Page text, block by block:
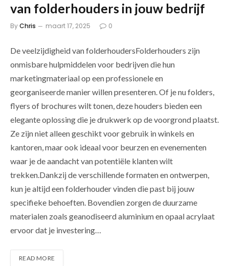
van folderhouders in jouw bedrijf
ByChris maart 17, 2025 0
De veelzijdigheid van folderhoudersFolderhouders zijn
onmisbare hulpmiddelen voor bedrijven die hun
marketingmateriaal op een professionele en
georganiseerde manier willen presenteren. Of je nu folders,
flyers of brochures wilt tonen, deze houders bieden een
elegante oplossing die je drukwerk op de voorgrond plaatst.
Ze zijn niet alleen geschikt voor gebruik in winkels en
kantoren, maar ook ideaal voor beurzen en evenementen
waar je de aandacht van potentiële klanten wilt
trekken.Dankzij de verschillende formaten en ontwerpen,
kun je altijd een folderhouder vinden die past bij jouw
specifieke behoeften. Bovendien zorgen de duurzame
materialen zoals geanodiseerd aluminium en opaal acrylaat
ervoor dat je investering…
READ MORE